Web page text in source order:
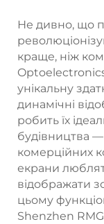
Не дивно, що
краще, ніж
унікальну
динамічні
робить їх
будівництва —
комерційних
екрани
відображати
цьому
Shenzhen